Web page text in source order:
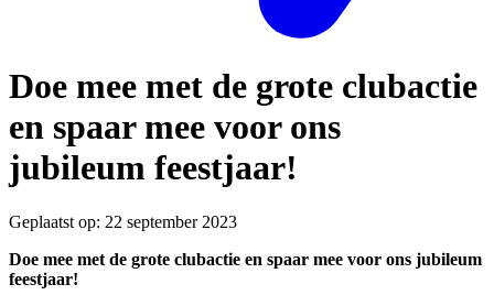
Doe mee met de grote clubactie
en spaar mee voor ons
jubileum feestjaar!
Geplaatst op: 22 september 2023
Doe mee met de grote clubactie en spaar mee voor ons jubileum
feestjaar!